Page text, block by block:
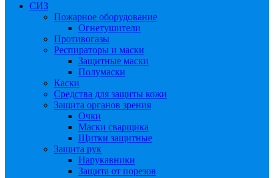
СИЗ
Пожарное оборудование
Огнетушители
Противогазы
Респираторы и маски
Защитные маски
Полумаски
Каски
Средства для защиты кожи
Защита органов зрения
Очки
Маски сварщика
Щитки защитные
Защита рук
Нарукавники
Защита от порезов